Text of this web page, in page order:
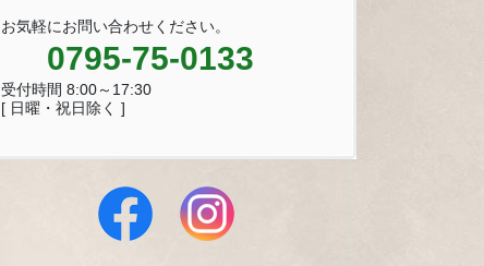
お気軽にお問い合わせください。
0795-75-0133
受付時間 8:00～17:30
[ 日曜・祝日除く ]